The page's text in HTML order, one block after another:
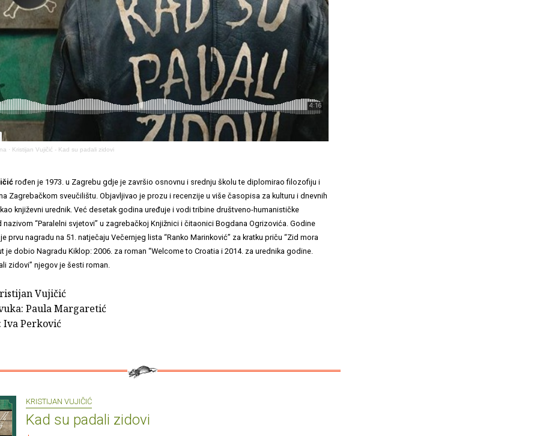
· Kristijan Vujičić - Kad su padali zidovi
rođen je 1973. u Zagrebu gdje je završio osnovnu i srednju školu te diplomirao filozofiju i
Zagrebačkom sveučilištu. Objavljivao je prozu i recenzije u više časopisa za kulturu i dnevnih
književni urednik. Već desetak godina uređuje i vodi tribine društveno-humanističke
nazivom “Paralelni svjetovi” u zagrebačkoj Knjižnici i čitaonici Bogdana Ogrizovića. Godine
prvu nagradu na 51. natječaju Večernjeg lista “Ranko Marinković” za kratku priču “Zid mora
je dobio Nagradu Kiklop: 2006. za roman “Welcome to Croatia i 2014. za urednika godine.
zidovi” njegov je šesti roman.
Vujičić
Paula Margaretić
Iva Perković
KRISTIJAN VUJIČIĆ
Kad su padali zidovi